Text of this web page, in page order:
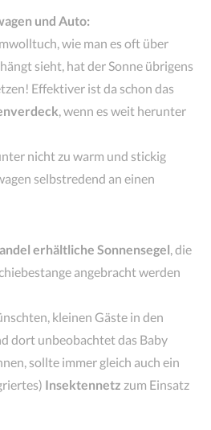
und Auto:
wie man es oft über
sieht, hat der Sonne übrigens
Effektiver ist da schon das
, wenn es weit herunter
nicht zu warm und stickig
selbstredend an einen
erhältliche Sonnensegel, die
angebracht werden
kleinen Gäste in den
dort unbeobachtet das Baby
sollte immer gleich auch ein
Insektennetz zum Einsatz